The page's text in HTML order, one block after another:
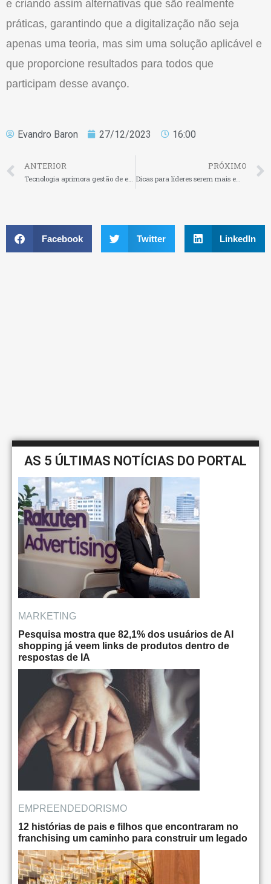
e criando assim alternativas que são realmente
práticas, garantindo que a digitalização não seja
apenas uma teoria, mas sim uma solução aplicável e
que proporcione resultados para todos que
participam desse avanço.
Evandro Baron 27/12/2023 16:00
ANTERIOR PRÓXIMO
Dicas para líderes serem mais empáticos e assertivos com o time no feedback
Facebook Twitter LinkedIn
AS 5 ÚLTIMAS NOTÍCIAS DO PORTAL
MARKETING
Pesquisa mostra que 82,1% dos usuários de AI
shopping já veem links de produtos dentro de
respostas de IA
EMPREENDEDORISMO
12 histórias de pais e filhos que encontraram no
franchising um caminho para construir um legado